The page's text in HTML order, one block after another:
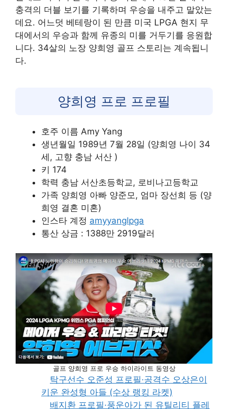
충격의 더블 보기를 기록하며 우승을 내주고 말았는
데요. 어느덧 베테랑이 된 만큼 미국 LPGA 현지 무
대에서의 우승과 함께 유종의 미를 거두기를 응원합
니다. 34살의 노장 양희영 골프 스토리는 계속됩니
다.
양희영 프로 프로필
호주 이름 Amy Yang
생년월일 1989년 7월 28일 (양희영 나이 34
세, 고향 충남 서산 )
키 174
학력 충남 서산초등학교, 로비나고등학교
가족 양희영 아빠 양준모, 엄마 장선희 등 (양
희영 결혼 미혼)
인스타 계정 amyyanglpga
통산 상금 : 1388만 2919달러
골프 양희영 프로 우승 하이라이트 동영상
탁구선수 오준성 프로필·공격수 오상은이
키운 완성형 아들 (수상 랭킹 라켓)
배지환 프로필·풍운아가 된 유틸리티 플레